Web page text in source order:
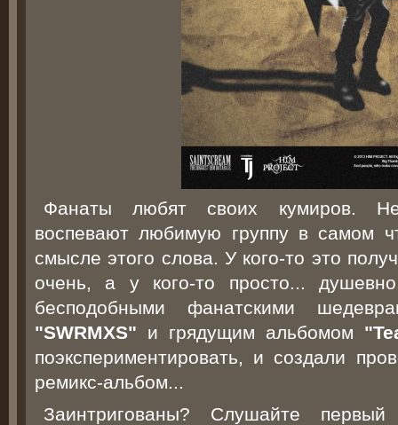
Фанаты любят своих кумиров.
воспевают любимую группу в самом
смысле этого слова. У кого-то это
очень, а у кого-то просто...
бесподобными фанатскими
"SWRMXS" и грядущим альбомом
поэкспериментировать, и создали
ремикс-альбом...
Заинтригованы? Слушайте